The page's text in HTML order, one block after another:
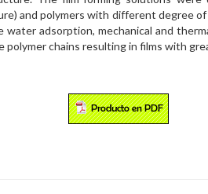
and polymers with different degree
adsorption, mechanical and
chains resulting in films with